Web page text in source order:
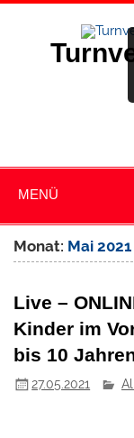
Zum
MENÜ
Monat: Mai 2021
Live –
Kinder im
bis 10
27.05.2021